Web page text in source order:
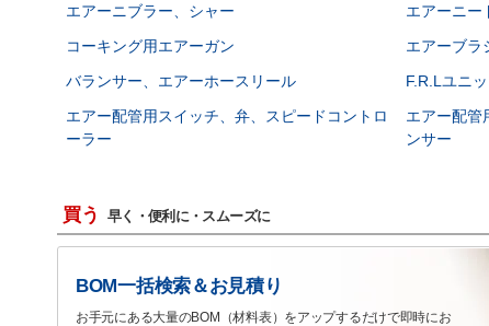
エアーニブラー、シャー
エアーニー
コーキング用エアーガン
エアーブラ
バランサー、エアーホースリール
F.R.Lユニッ
エアー配管用スイッチ、弁、スピードコントロ
ーラー
エアー配管
ンサー
買う 早く・便利に・スムーズに
BOM一括検索＆お見積り
お手元にある大量のBOM（材料表）をアップするだけで即時にお